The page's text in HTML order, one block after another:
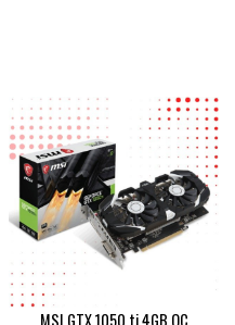
MSI GTX 1050 ti 4GB OC